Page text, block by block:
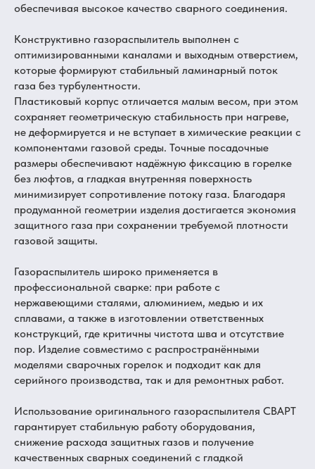
обеспечивая высокое качество сварного соединения.
Конструктивно газораспылитель выполнен с
оптимизированными каналами и выходным отверстием,
которые формируют стабильный ламинарный поток
газа без турбулентности.
Пластиковый корпус отличается малым весом, при этом
сохраняет геометрическую стабильность при нагреве,
не деформируется и не вступает в химические реакции с
компонентами газовой среды. Точные посадочные
размеры обеспечивают надёжную фиксацию в горелке
без люфтов, а гладкая внутренняя поверхность
минимизирует сопротивление потоку газа. Благодаря
продуманной геометрии изделия достигается экономия
защитного газа при сохранении требуемой плотности
газовой защиты.
Газораспылитель широко применяется в
профессиональной сварке: при работе с
нержавеющими сталями, алюминием, медью и их
сплавами, а также в изготовлении ответственных
конструкций, где критичны чистота шва и отсутствие
пор. Изделие совместимо с распространёнными
моделями сварочных горелок и подходит как для
серийного производства, так и для ремонтных работ.
Использование оригинального газораспылителя СВАРТ
гарантирует стабильную работу оборудования,
снижение расхода защитных газов и получение
качественных сварных соединений с гладкой